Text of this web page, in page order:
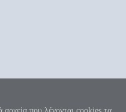
μας 154 guests και